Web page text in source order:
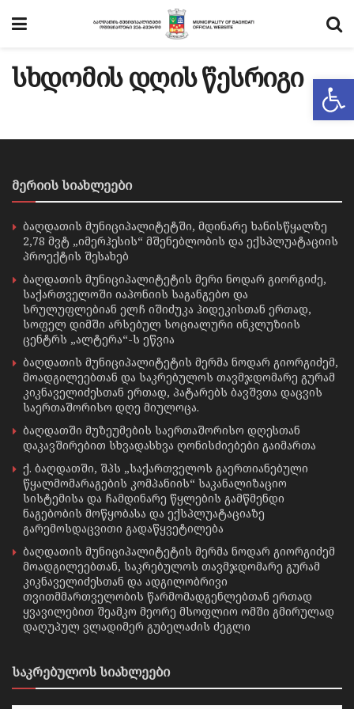
სხდომის დღის წესრიგი
მერიის სიახლეები
ბაღდათის მუნიციპალიტეტში, მდინარე ხანისწყალზე
2,78 მვტ „იმერჰესის“ მშენებლობის და ექსპლუატაციის
პროექტის შესახებ
ბაღდათის მუნიციპალიტეტის მერი ნოდარ გიორგიძე,
საქართველოში იაპონიის საგანგებო და
სრულუფლებიან ელჩ იშიძუკა ჰიდეკისთან ერთად,
სოფელ დიმში არსებულ სოციალური ინკლუზიის
ცენტრს „ალტერა“-ს ეწვია
ბაღდათის მუნიციპალიტეტის მერმა ნოდარ გიორგიძემ,
მოადგილეებთან და საკრებულოს თავმჯდომარე გურამ
კიკნაველიძესთან ერთად, პატარებს ბავშვთა დაცვის
საერთაშორისო დღე მიულოცა.
ბაღდათში მუზეუმების საერთაშორისო დღესთან
დაკავშირებით სხვადასხვა ღონისძიებები გაიმართა
ქ. ბაღდათში, შპს „საქართველოს გაერთიანებული
წყალმომარაგების კომპანიის“ საკანალიზაციო
სისტემისა და ჩამდინარე წყლების გამწმენდი
ნაგებობის მოწყობასა და ექსპლუატაციაზე
გარემოსდაცვითი გადაწყვეტილება
ბაღდათის მუნიციპალიტეტის მერმა ნოდარ გიორგიძემ
მოადგილეებთან, საკრებულოს თავმჯდომარე გურამ
კიკნაველიძესთან და ადგილობრივი
თვითმმართველობის წარმომადგენლებთან ერთად
ყვავილებით შეამკო მეორე მსოფლიო ომში გმირულად
დაღუპულ ვლადიმერ გუბელაძის ძეგლი
საკრებულოს სიახლეები